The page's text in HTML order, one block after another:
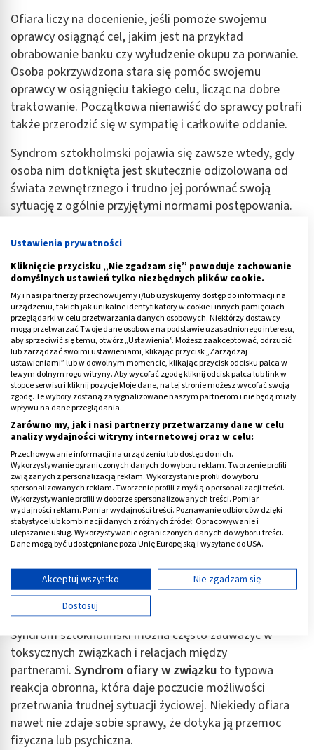
Ofiara liczy na docenienie, jeśli pomoże swojemu
oprawcy osiągnąć cel, jakim jest na przykład
obrabowanie banku czy wyłudzenie okupu za porwanie.
Osoba pokrzywdzona stara się pomóc swojemu
oprawcy w osiągnięciu takiego celu, licząc na dobre
traktowanie. Początkowa nienawiść do sprawcy potrafi
także przerodzić się w sympatię i całkowite oddanie.
Syndrom sztokholmski pojawia się zawsze wtedy, gdy
osoba nim dotknięta jest skutecznie odizolowana od
świata zewnętrznego i trudno jej porównać swoją
sytuację z ogólnie przyjętymi normami postępowania.
Efekt placebo: co to jest i jak działa?
Definicja i przykłady
Przeczytaj
artykuł
Reklama
Syndrom sztokholmski w związkach
Syndrom sztokholmski można często zauważyć w
toksycznych związkach i relacjach między
partnerami. Syndrom ofiary w związku to typowa
reakcja obronna, która daje poczucie możliwości
przetrwania trudnej sytuacji życiowej. Niekiedy ofiara
nawet nie zdaje sobie sprawy, że dotyka ją przemoc
fizyczna lub psychiczna.
Ustawienia prywatności
Kliknięcie przycisku „Nie zgadzam się” powoduje zachowanie
domyślnych ustawień tylko niezbędnych plików cookie.
My i nasi partnerzy przechowujemy i/lub uzyskujemy dostęp do informacji na
urządzeniu, takich jak unikalne identyfikatory w cookie i innych pamięciach
przeglądarki w celu przetwarzania danych osobowych. Niektórzy dostawcy
mogą przetwarzać Twoje dane osobowe na podstawie uzasadnionego interesu,
aby sprzeciwić się temu, otwórz „Ustawienia”. Możesz zaakceptować, odrzucić
lub zarządzać swoimi ustawieniami, klikając przycisk „Zarządzaj
ustawieniami” lub w dowolnym momencie, klikając przycisk odcisku palca w
lewym dolnym rogu witryny. Aby wycofać zgodę kliknij odcisk palca lub link w
stopce serwisu i kliknij pozycję Moje dane, na tej stronie możesz wycofać swoją
zgodę. Te wybory zostaną zasygnalizowane naszym partnerom i nie będą miały
wpływu na dane przeglądania.
Zarówno my, jak i nasi partnerzy przetwarzamy dane w celu
analizy wydajności witryny internetowej oraz w celu:
Przechowywanie informacji na urządzeniu lub dostęp do nich.
Wykorzystywanie ograniczonych danych do wyboru reklam. Tworzenie profili
związanych z personalizacją reklam. Wykorzystanie profili do wyboru
spersonalizowanych reklam. Tworzenie profili z myślą o personalizacji treści.
Wykorzystywanie profili w doborze spersonalizowanych treści. Pomiar
wydajności reklam. Pomiar wydajności treści. Poznawanie odbiorców dzięki
statystyce lub kombinacji danych z różnych źródeł. Opracowywanie i
ulepszanie usług. Wykorzystywanie ograniczonych danych do wyboru treści.
Dane mogą być udostępniane poza Unię Europejską i wysyłane do USA.
Wyświetl listę partnerów (11 dostawców IAB)
Używamy Twoich danych w następujących celach:
Cele przetwarzania IAB:
Przechowywanie informacji na urządzeniu lub
dostęp do nich
Wykorzystywanie ograniczonych danych do
wyboru reklam
Tworzenie profili w celu spersonalizowanych
reklam
Akceptuj wszystko
Nie zgadzam się
Dostosuj